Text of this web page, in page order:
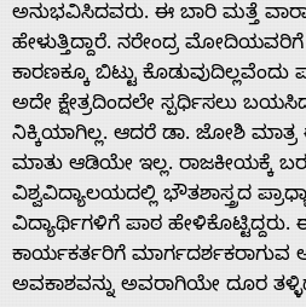
ಅನುಭವಿಸಿದವರು. ಈ ಬಾರಿ ಮತ್ತೆ
ಹೇಳುತ್ತಿದ್ದಾರೆ. ನರೇಂದ್ರ ಮೋದಿಯವರಿಗೆ
ಕಾರಣಕ್ಕೂ ಬಿಟ್ಟು
ಅದೇ ಕ್ಷೇತ್ರದಿಂದಲೇ ಸ್ಪರ್ಧಿಸಲು
ನಿಕ್ಕಿಯಾಗಿಲ್ಲ. ಆದರೆ ಡಾ. ಜೋಶಿ ಮಾತ್ರ
ಮಾತು ಆಡಿಯೇ ಇಲ್ಲ. ರಾಜಕೀಯಕ್ಕೆ
ವಿಶ್ವವಿದ್ಯಾಲಯದಲ್ಲಿ ಭೌತಶಾಸ್ತ್ರದ
ವಿದ್ಯಾರ್ಥಿಗಳಿಗೆ ಪಾಠ
ಕಾರ್ಯಕರ್ತರಿಗೆ ಮಾರ್ಗದರ್ಶಕರಾಗುವ
ಅವಕಾಶವನ್ನು ಅವರಾಗಿಯೇ ದೂರ